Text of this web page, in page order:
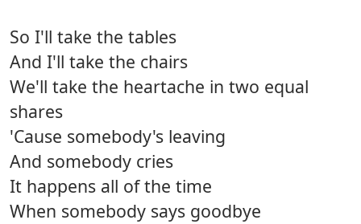
So I'll take the tables
And I'll take the chairs
We'll take the heartache in two equal
shares
'Cause somebody's leaving
And somebody cries
It happens all of the time
When somebody says goodbye